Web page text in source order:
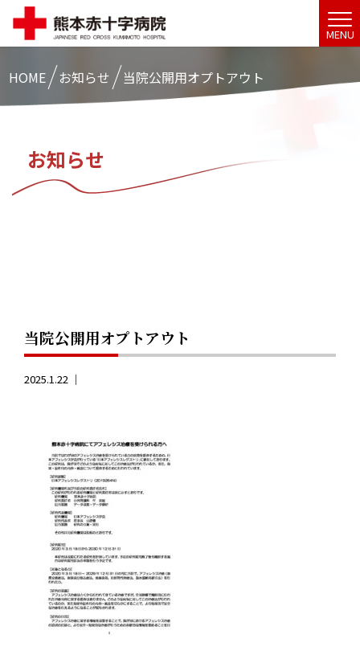
MENU
HOME お知らせ 当院公開用オプトアウト
お知らせ
当院公開用オプトアウト
2025.1.22 ｜